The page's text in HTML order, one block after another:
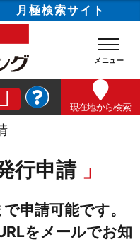
月極検索サイト
現在地から検索
行申請
申請可能です。
をメールでお知